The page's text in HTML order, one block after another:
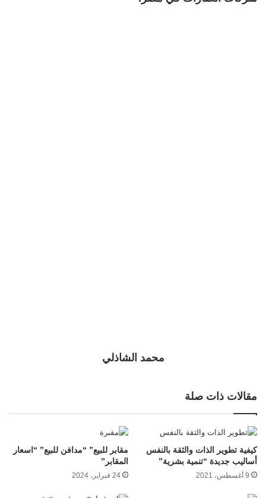
محمد الشاذلي
مقالات ذات صلة
كيفية تطوير الذات والثقة بالنفس
أساليب جديدة “تنمية بشرية”
9 أغسطس، 2021
مقابر للبيع” “مدافن للبيع” “اسعار
المقابر”
24 فبراير، 2024